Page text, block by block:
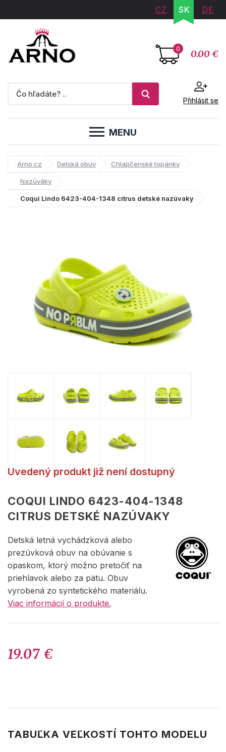
CZ SK DE
0 0.00 €
Přihlásit se
MENU
Arno.cz Detská obuv Chlapčenské topánky
Nazúváky
Coqui Lindo 6423-404-1348 citrus detské nazúvaky
Uvedený produkt již není dostupný
COQUI LINDO 6423-404-1348
CITRUS DETSKÉ NAZÚVAKY
Detská letná vychádzková alebo
prezúvková obuv na obúvanie s
opaskom, ktorý možno pretočiť na
priehlavok alebo za pätu. Obuv
vyrobená zo syntetického materiálu.
Viac informácií o produkte.
19.07 €
TABUĽKA VEĽKOSTÍ TOHTO MODELU